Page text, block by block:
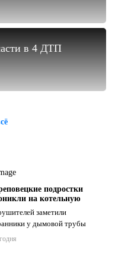
в 4 ДТП
подростки
на котельную
заметили
у дымовой трубы